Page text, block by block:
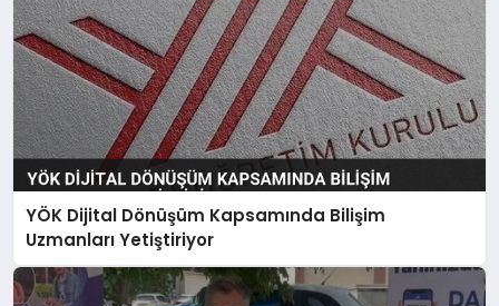
YÖK Dijital Dönüşüm Kapsamında Bilişim
Uzmanları Yetiştiriyor